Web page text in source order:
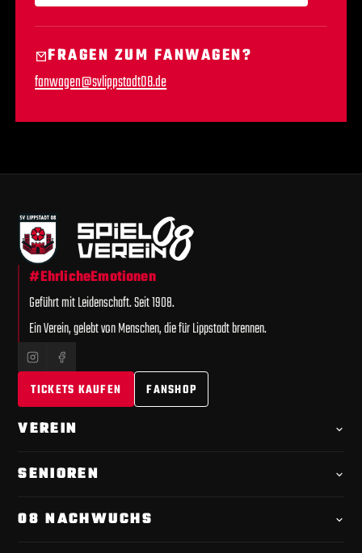
FRAGEN ZUM FANWAGEN?
fanwagen@svlippstadt08.de
#EhrlicheEmotionen
Geführt mit Leidenschaft. Seit 1908.
Ein Verein, gelebt von Menschen, die für Lippstadt brennen.
TICKETS KAUFEN FANSHOP
VEREIN
Offizielle
Chronik
SENIOREN
1. Mannschaft · Kader
Spielplan
08 NACHWUCHS